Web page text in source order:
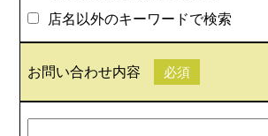
店名以外のキーワードで検索
お問い合わせ内容 必須